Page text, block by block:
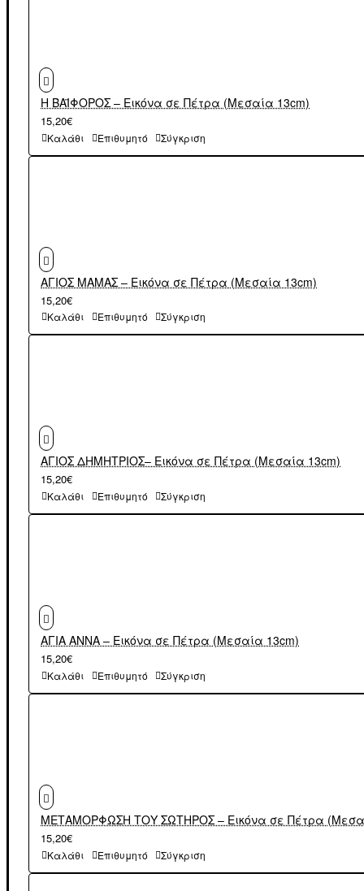
Η ΒΑΪΦΟΡΟΣ – Εικόνα σε Πέτρα (Μεσαία 13cm)
15,20€
Καλάθι Επιθυμητό Σύγκριση
ΑΓΙΟΣ ΜΑΜΑΣ – Εικόνα σε Πέτρα (Μεσαία 13cm)
15,20€
Καλάθι Επιθυμητό Σύγκριση
ΑΓΙΟΣ ΔΗΜΗΤΡΙΟΣ– Εικόνα σε Πέτρα (Μεσαία 13cm)
15,20€
Καλάθι Επιθυμητό Σύγκριση
ΑΓΙΑ ΑΝΝΑ – Εικόνα σε Πέτρα (Μεσαία 13cm)
15,20€
Καλάθι Επιθυμητό Σύγκριση
ΜΕΤΑΜΟΡΦΩΣΗ ΤΟΥ ΣΩΤΗΡΟΣ – Εικόνα σε Πέτρα
15,20€
Καλάθι Επιθυμητό Σύγκριση